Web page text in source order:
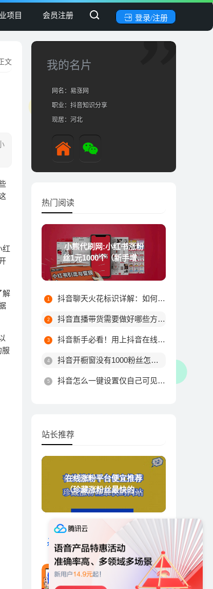
项目 会员注册 登录/注册
文
红
解
服
我的名片
网名：易涨网
职业：抖音知识分享
现居：河北
热门阅读
小熊代刷网:小红书涨粉
丝1元1000个（新手增加
粉丝技巧）
抖音聊天火花标识详解：如何触发不同颜色火花及最高等级规则
抖音直播带货需要做好哪些方面?
抖音新手必看！用上抖音在线涨粉平台这10个技巧，粉丝量由你决定！
抖音开橱窗没有1000粉丝怎么办
抖音怎么一键设置仅自己可见？详细步骤教你轻松搞定
站长推荐
在线涨粉平台便宜推荐
（珍藏涨粉丝最快的网
粉运营平台
抖音运营 | 2023-09-01
天兔网-抖音涨粉直播间的
标签，抖音直播标签怎么